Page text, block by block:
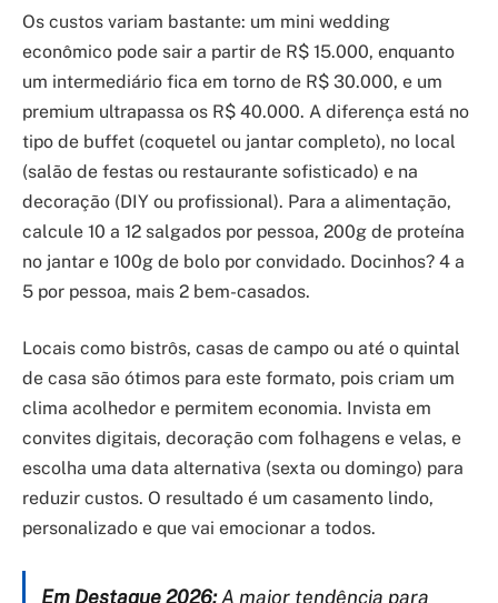
Os custos variam bastante: um mini wedding
econômico pode sair a partir de R$ 15.000, enquanto
um intermediário fica em torno de R$ 30.000, e um
premium ultrapassa os R$ 40.000. A diferença está no
tipo de buffet (coquetel ou jantar completo), no local
(salão de festas ou restaurante sofisticado) e na
decoração (DIY ou profissional). Para a alimentação,
calcule 10 a 12 salgados por pessoa, 200g de proteína
no jantar e 100g de bolo por convidado. Docinhos? 4 a
5 por pessoa, mais 2 bem-casados.
Locais como bistrôs, casas de campo ou até o quintal
de casa são ótimos para este formato, pois criam um
clima acolhedor e permitem economia. Invista em
convites digitais, decoração com folhagens e velas, e
escolha uma data alternativa (sexta ou domingo) para
reduzir custos. O resultado é um casamento lindo,
personalizado e que vai emocionar a todos.
Em Destaque 2026:A maior tendência para